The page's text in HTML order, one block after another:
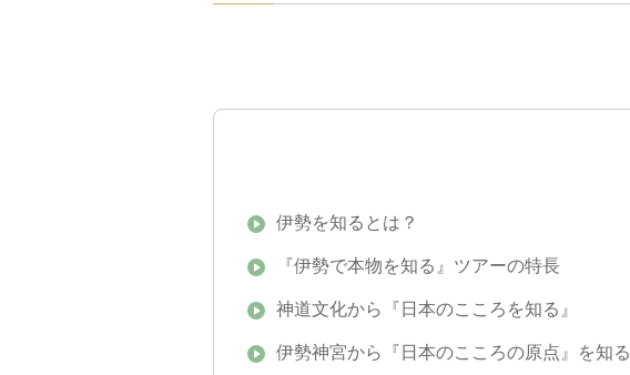
伊勢を知るとは？
『伊勢で本物を知る』ツアーの特長
神道文化から『日本のこころを知る』
伊勢神宮から『日本のこころの原点』を知る